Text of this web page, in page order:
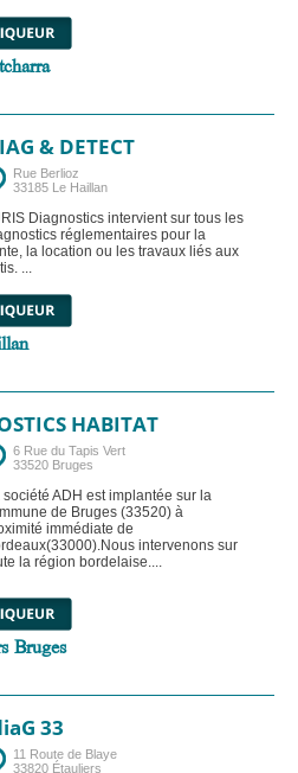
& DETECT
Rue Berlioz
33185 Le Haillan
Diagnostics intervient sur tous les
réglementaires pour la
la location ou les travaux liés aux
...
HABITAT
6 Rue du Tapis Vert
33520 Bruges
société ADH est implantée sur la
de Bruges (33520) à
immédiate de
intervenons sur
la région bordelaise....
Bruges
33
11 Route de Blaye
33820 Étauliers